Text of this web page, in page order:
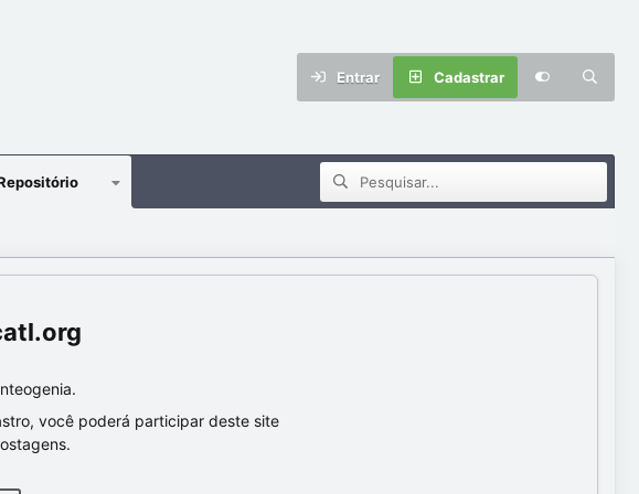
Entrar Cadastrar
você poderá participar deste site